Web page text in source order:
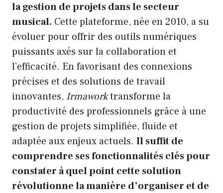
la gestion de projets dans le secteur
musical. Cette plateforme, née en 2010, a su
évoluer pour offrir des outils numériques
puissants axés sur la collaboration et
l’efficacité. En favorisant des connexions
précises et des solutions de travail
innovantes, Irmaworktransforme la
productivité des professionnels grâce à une
gestion de projets simplifiée, fluide et
adaptée aux enjeux actuels. Il suffit de
comprendre ses fonctionnalités clés pour
constater à quel point cette solution
révolutionne la manière d’organiser et de